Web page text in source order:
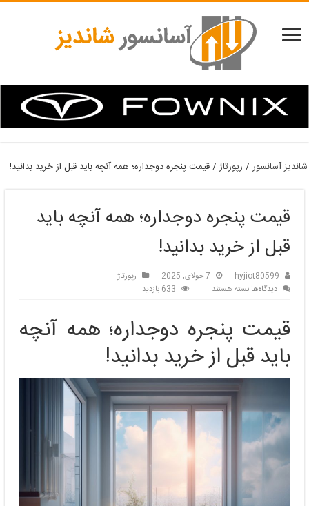
شاندیز آسانسور/ رپورتاژ/قیمت پنجره دوجداره؛ همه آنچه باید قبل از خرید بدانید!
قیمت پنجره دوجداره؛ همه آنچه باید
قبل از خرید بدانید!
hyjiot80599 7 جولای, 2025
رپورتاژ
دیدگاه‌هابرای
دوجداره؛
آنچه
باید
قبل
خرید
بدانید!
بسته هستند 633 بازدید
قیمت پنجره دوجداره؛ همه آنچه
باید قبل از خرید بدانید!